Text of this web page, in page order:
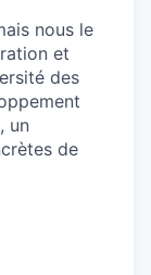
nous le
et
des
un
de